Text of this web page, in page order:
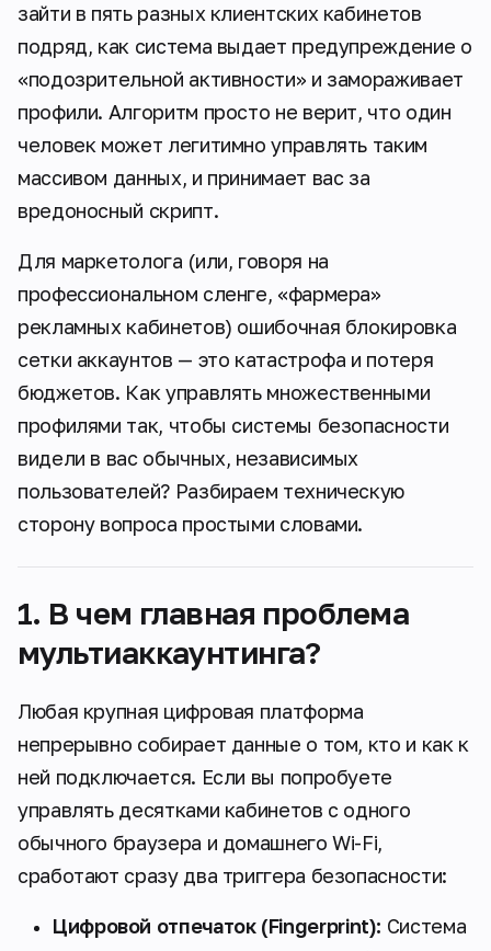
зайти в пять разных клиентских кабинетов
подряд, как система выдает предупреждение о
«подозрительной активности» и замораживает
профили. Алгоритм просто не верит, что один
человек может легитимно управлять таким
массивом данных, и принимает вас за
вредоносный скрипт.
Для маркетолога (или, говоря на
профессиональном сленге, «фармера»
рекламных кабинетов) ошибочная блокировка
сетки аккаунтов — это катастрофа и потеря
бюджетов. Как управлять множественными
профилями так, чтобы системы безопасности
видели в вас обычных, независимых
пользователей? Разбираем техническую
сторону вопроса простыми словами.
1. В чем главная проблема
мультиаккаунтинга?
Любая крупная цифровая платформа
непрерывно собирает данные о том, кто и как к
ней подключается. Если вы попробуете
управлять десятками кабинетов с одного
обычного браузера и домашнего Wi-Fi,
сработают сразу два триггера безопасности:
Цифровой отпечаток (Fingerprint): Система